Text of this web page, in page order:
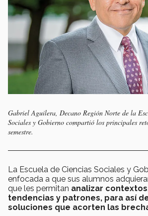
Gabriel Aguilera, Decano Región Norte de la
Sociales y Gobierno compartió los principales
semestre.
La Escuela de Ciencias Sociales y
enfocada a que sus alumnos
que les permitan analizar
tendencias y patrones, para así
soluciones que acorten las